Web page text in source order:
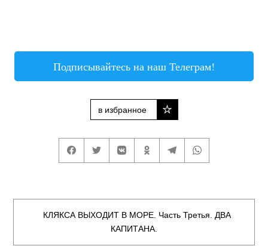
Подписывайтесь на наш Телеграм!
в избранное
КЛЯКСА ВЫХОДИТ В МОРЕ. Часть Третья. ДВА
КАПИТАНА.